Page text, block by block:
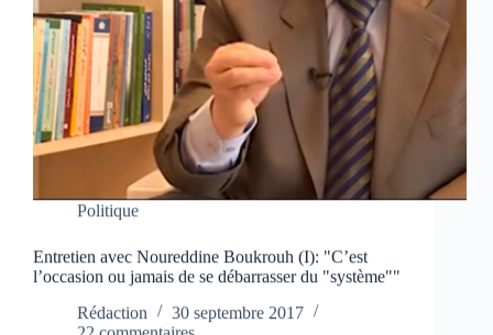
Politique
Entretien avec Noureddine Boukrouh (I): "C’est
l’occasion ou jamais de se débarrasser du "système""
Rédaction
30 septembre 2017